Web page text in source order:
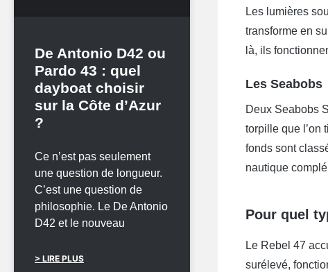
De Antonio D42 ou
Pardo 43 : quel
dayboat choisir
sur la Côte d’Azur
?
Ce n’est pas seulement
une question de longueur.
C’est une question de
philosophie. Le De Antonio
D42 et le nouveau
> LIRE PLUS
Les lumières
transforme en
là, ils
Les Seabobs
Deux Seabobs
torpille que l’on
fonds sont
nautique
Pour quel
Le Rebel 47
surélevé,